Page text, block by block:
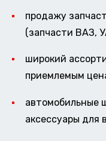
продажу
(запчасти ВАЗ,
широкий
приемлемым
автомобильные
аксессуары для